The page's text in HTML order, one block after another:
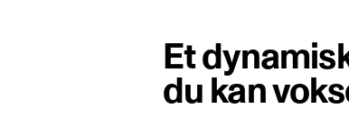
Et
du kan